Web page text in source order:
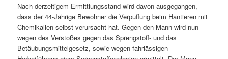
Nach derzeitigem Ermittlungsstand wird davon ausgegangen,
dass der 44-Jährige Bewohner die Verpuffung beim Hantieren mit
Chemikalien selbst verursacht hat. Gegen den Mann wird nun
wegen des Verstoßes gegen das Sprengstoff- und das
Betäubungsmittelgesetz, sowie wegen fahrlässigen